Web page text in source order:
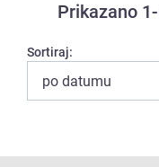
Prikazano
Sortiraj:
po datumu